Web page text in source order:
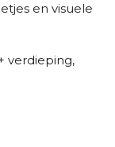
en visuele
verdieping,